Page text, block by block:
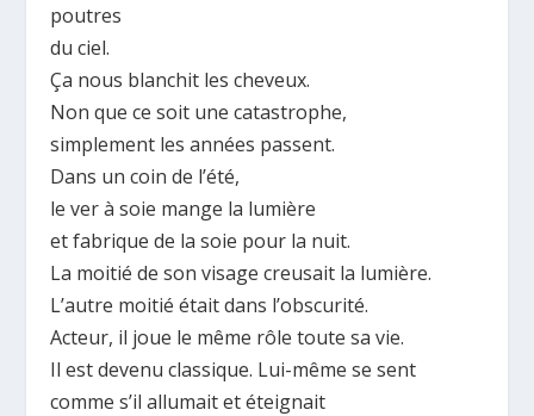
poutres
du ciel.
Ça nous blanchit les cheveux.
Non que ce soit une catastrophe,
simplement les années passent.
Dans un coin de l’été,
le ver à soie mange la lumière
et fabrique de la soie pour la nuit.
La moitié de son visage creusait la lumière.
L’autre moitié était dans l’obscurité.
Acteur, il joue le même rôle toute sa vie.
Il est devenu classique. Lui-même se sent
comme s’il allumait et éteignait